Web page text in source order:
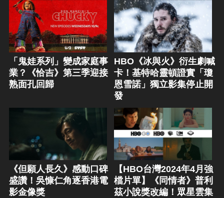
「鬼娃系列」變成家庭事
業？《恰吉》第三季迎接
熟面孔回歸
HBO《冰與火》衍生劇喊
卡！基特哈靈頓證實「瓊
恩雪諾」獨立影集停止開
發
《但願人長久》感動口碑
盛讚！吳慷仁角逐香港電
影金像獎
【HBO台灣2024年4月強
檔片單】《同情者》普利
茲小說獎改編！眾星雲集